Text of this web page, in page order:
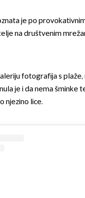
je po
na društvenim
fotografija s plaže,
je i da nema
njezino lice.